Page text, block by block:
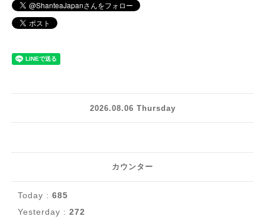
2026.08.06 Thursday
カウンター
Today : 685
Yesterday : 272